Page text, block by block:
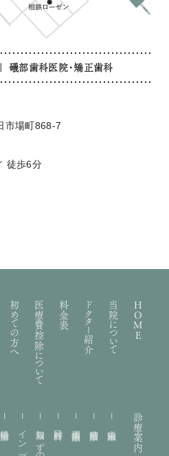
礒部歯科医院・矯正歯科
市場町868-7
徒歩6分
HOME
当院について
ドクター紹介
診療案内
親知らずの抜歯
料金表
医療費控除について
初めての方へ